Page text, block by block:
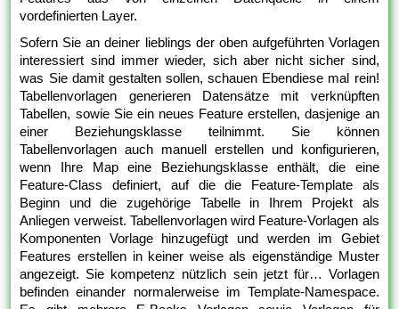
vordefinierten Layer.
Sofern Sie an deiner lieblings der oben aufgeführten Vorlagen
interessiert sind immer wieder, sich aber nicht sicher sind,
was Sie damit gestalten sollen, schauen Ebendiese mal rein!
Tabellenvorlagen generieren Datensätze mit verknüpften
Tabellen, sowie Sie ein neues Feature erstellen, dasjenige an
einer Beziehungsklasse teilnimmt. Sie können
Tabellenvorlagen auch manuell erstellen und konfigurieren,
wenn Ihre Map eine Beziehungsklasse enthält, die eine
Feature-Class definiert, auf die die Feature-Template als
Beginn und die zugehörige Tabelle in Ihrem Projekt als
Anliegen verweist. Tabellenvorlagen wird Feature-Vorlagen als
Komponenten Vorlage hinzugefügt und werden im Gebiet
Features erstellen in keiner weise als eigenständige Muster
angezeigt. Sie kompetenz nützlich sein jetzt für… Vorlagen
befinden einander normalerweise im Template-Namespace.